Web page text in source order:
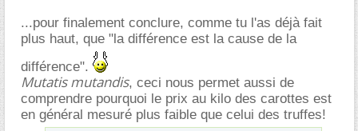
...pour finalement conclure, comme tu l'as déjà fait
plus haut, que "la différence est la cause de la
différence".
Mutatis mutandis, ceci nous permet aussi de
comprendre pourquoi le prix au kilo des carottes est
en général mesuré plus faible que celui des truffes!